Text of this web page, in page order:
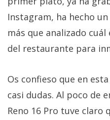
Instagram, ha hecho
más que analizado
del restaurante para
Os confieso que en
casi dudas. Al poco de
Reno 16 Pro tuve claro